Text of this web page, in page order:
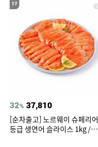
17
32% 37,810
[순차출고] 노르웨이 슈페리어
등급 생연어 슬라이스 1kg /